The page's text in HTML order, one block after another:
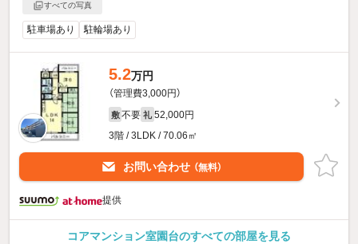
すべての写真
駐車場あり 駐輪場あり
5.2万円
（管理費3,000円）
敷 不要 礼 52,000円
3階 / 3LDK / 70.06㎡
お問い合わせ （無料）
提供
コアマンション室園台のすべての部屋を見る